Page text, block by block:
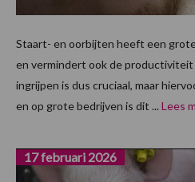
Staart- en oorbijten heeft een
en vermindert ook de
ingrijpen is dus cruciaal, maar
en op grote bedrijven is dit ... Lees
17 februari 2026